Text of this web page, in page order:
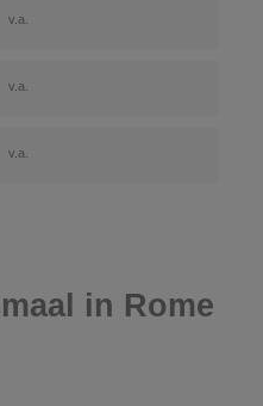
v.a.
v.a.
v.a.
in Rome